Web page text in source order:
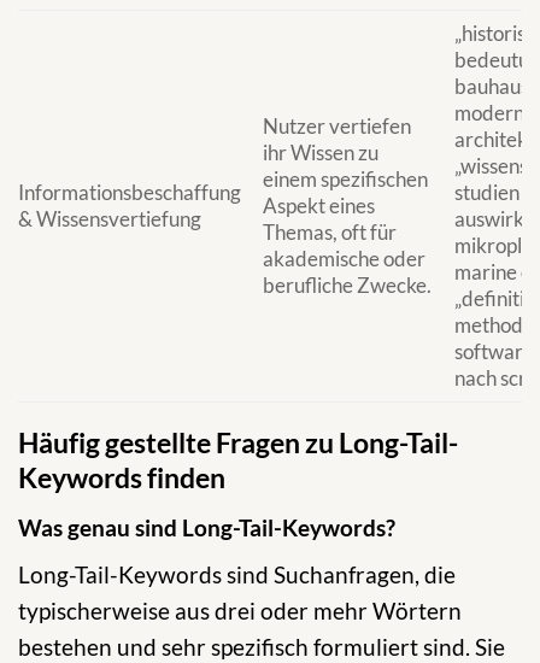
Informationsbeschaffung
& Wissensvertiefung
Nutzer vertiefen
ihr Wissen zu
einem spezifischen
Aspekt eines
Themas, oft für
akademische oder
berufliche Zwecke.
moderne
studien
marine
nach
Häufig gestellte Fragen zu Long-Tail-
Keywords finden
Was genau sind Long-Tail-Keywords?
Long-Tail-Keywords sind Suchanfragen, die
typischerweise aus drei oder mehr Wörtern
bestehen und sehr spezifisch formuliert sind. Sie